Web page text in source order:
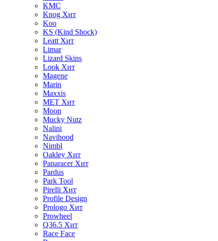
KMC
Knog Хит
Koo
KS (Kind Shock)
Leatt Хит
Limar
Lizard Skins
Look Хит
Magene
Marin
Maxxis
MET Хит
Moon
Mucky Nutz
Nalini
Navihood
Nimbl
Oakley Хит
Panaracer Хит
Pardus
Park Tool
Pirelli Хит
Profile Design
Prologo Хит
Prowheel
Q36.5 Хит
Race Face